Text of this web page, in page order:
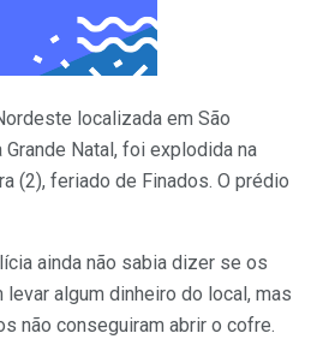
localizada em São
Grande Natal, foi explodida na
(2), feriado de Finados. O prédio
ainda não sabia dizer se os
algum dinheiro do local, mas
não conseguiram abrir o cofre.